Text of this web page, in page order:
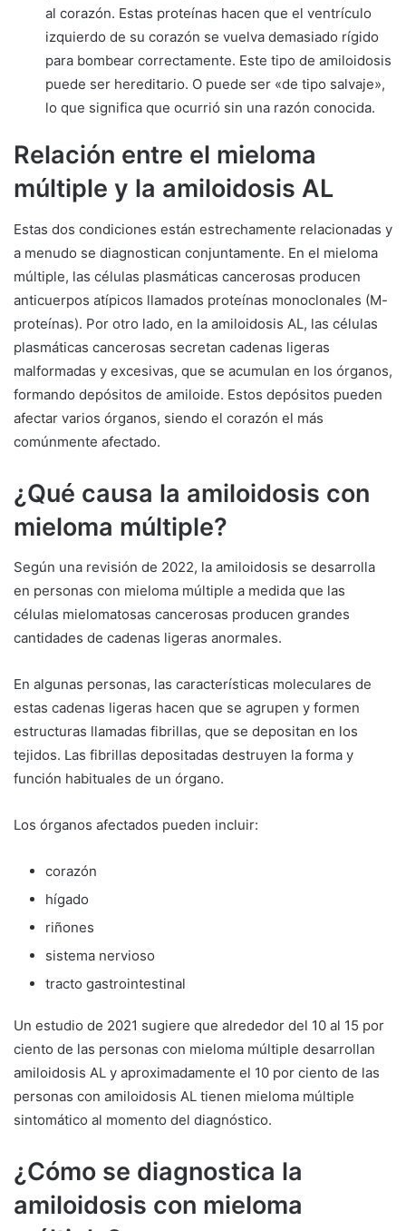
al corazón. Estas proteínas hacen que el ventrículo
izquierdo de su corazón se vuelva demasiado rígido
para bombear correctamente. Este tipo de amiloidosis
puede ser hereditario. O puede ser «de tipo salvaje»,
lo que significa que ocurrió sin una razón conocida.
Relación entre el mieloma
múltiple y la amiloidosis AL
Estas dos condiciones están estrechamente relacionadas y
a menudo se diagnostican conjuntamente. En el mieloma
múltiple, las células plasmáticas cancerosas producen
anticuerpos atípicos llamados proteínas monoclonales (M-
proteínas). Por otro lado, en la amiloidosis AL, las células
plasmáticas cancerosas secretan cadenas ligeras
malformadas y excesivas, que se acumulan en los órganos,
formando depósitos de amiloide. Estos depósitos pueden
afectar varios órganos, siendo el corazón el más
comúnmente afectado.
¿Qué causa la amiloidosis con
mieloma múltiple?
Según una revisión de 2022, la amiloidosis se desarrolla
en personas con mieloma múltiple a medida que las
células mielomatosas cancerosas producen grandes
cantidades de cadenas ligeras anormales.
En algunas personas, las características moleculares de
estas cadenas ligeras hacen que se agrupen y formen
estructuras llamadas fibrillas, que se depositan en los
tejidos. Las fibrillas depositadas destruyen la forma y
función habituales de un órgano.
Los órganos afectados pueden incluir:
corazón
hígado
riñones
sistema nervioso
tracto gastrointestinal
Un estudio de 2021 sugiere que alrededor del 10 al 15 por
ciento de las personas con mieloma múltiple desarrollan
amiloidosis AL y aproximadamente el 10 por ciento de las
personas con amiloidosis AL tienen mieloma múltiple
sintomático al momento del diagnóstico.
¿Cómo se diagnostica la
amiloidosis con mieloma